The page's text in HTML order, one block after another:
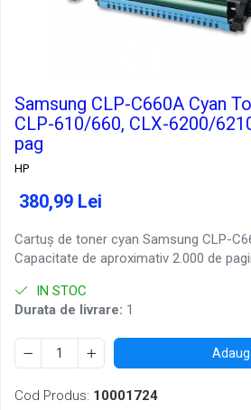
Samsung CLP-C660A Cyan
CLP-610/660, CLX-6200/
pag
HP
380,99 Lei
Cartuș de toner cyan Samsung CLP-
Capacitate de aproximativ 2.000 de
IN STOC
Durata de livrare: 1
Cod Produs: 10001724